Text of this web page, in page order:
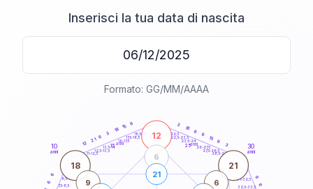
Inserisci la tua data di nascita
Formato: GG/MM/AAAA
10
anni
30
anni
7,5-8,5
8,5-9
11-12,5
12,5-13,5
13,5-14
16-17,5
17,5-18,5
18,5-19
21-22,5
22,5-23,5
23,5-24
26-27,5
27,5-28,5
28,5-29
31-32,5
32,5-33,5
6
6
12
21 6
3
18 15 9 3
18 6
6
15 9
3
9
6
12
18 21
6
21
9 6
15 anni 25anni